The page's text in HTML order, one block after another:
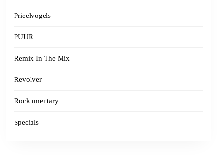
Prieelvogels
PUUR
Remix In The Mix
Revolver
Rockumentary
Specials